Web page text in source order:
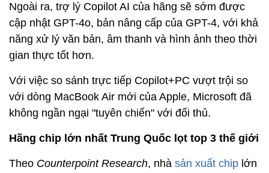
Ngoài ra, trợ lý Copilot AI của hãng sẽ sớm được
cập nhật GPT-4o, bản nâng cấp của GPT-4, với khả
năng xử lý văn bản, âm thanh và hình ảnh theo thời
gian thực tốt hơn.
Với việc so sánh trực tiếp Copilot+PC vượt trội so
với dòng MacBook Air mới của Apple, Microsoft đã
không ngần ngại "tuyên chiến" với đối thủ.
Hãng chip lớn nhất Trung Quốc lọt top 3 thế giới
Theo Counterpoint Research, nhà sản xuất chip lớn